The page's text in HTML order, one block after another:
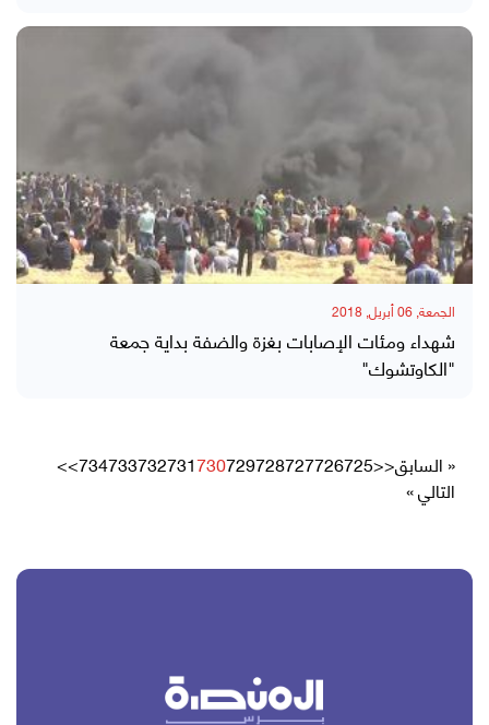
الجمعة, 06 أبريل, 2018
شهداء ومئات الإصابات بغزة والضفة بداية جمعة
"الكاوتشوك"
« السابق<<
725
726
727
728
729
730
731
732
733
734
>>
التالي »